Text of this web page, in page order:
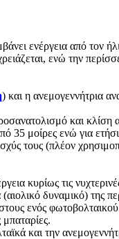
ενέργεια από τον
ενώ την
) και η ανεμογεννήτρια
και
35 μοίρες ενώ για
τους (πλέον
κυρίως τις
δυναμικό) της
ενός
και την